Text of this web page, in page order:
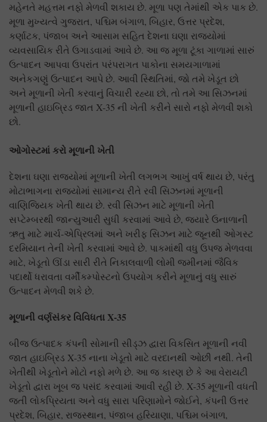
મહેનતે મહત્તમ નફો મેળવી શકાય છે. મૂળા પણ તેમાંથી એક પાક છે.
મૂળા મુખ્યત્વે ગુજરાત, પશ્ચિમ બંગાળ, બિહાર, ઉત્તર પ્રદેશ,
કર્ણાટક, પંજાબ અને આસામ સહિત દેશના ઘણા રાજ્યોમાં
વ્યવસાયિક રીતે ઉગાડવામાં આવે છે. આ જ મૂળા ટૂંકા ગાળામાં સારું
ઉત્પાદન આપવા ઉપરાંત પરંપરાગત પાકોના સમયગાળામાં
અનેકગણું ઉત્પાદન આપે છે. આવી સ્થિતિમાં, જો તમે ખેડૂત છો
અને મૂળાની ખેતી કરવાનું વિચારી રહ્યા છો, તો તમે આ સિઝનમાં
મૂળાની હાઇબ્રિડ જાત X-35 ની ખેતી કરીને સારો નફો મેળવી શકો
છો.
ઓગોસ્ટમાં કરો મૂળાની ખેતી
દેશના ઘણા રાજ્યોમાં મૂળાની ખેતી લગભગ આખું વર્ષ થાય છે, પરંતુ
મોટાભાગના રાજ્યોમાં સામાન્ય રીતે રવી સિઝનમાં મૂળાની
વાણિજ્યિક ખેતી થાય છે. રવી સિઝન માટે મૂળાની ખેતી
સપ્ટેમ્બરથી જાન્યુઆરી સુધી કરવામાં આવે છે, જ્યારે ઉનાળાની
ઋતુ માટે માર્ચ-એપ્રિલમાં અને ખરીફ સિઝન માટે જૂનથી ઓગસ્ટ
દરમિયાન તેની ખેતી કરવામાં આવે છે. પાકમાંથી વધુ ઉપજ મેળવવા
માટે, ખેડૂતો ઊંડા સારી રીતે નિકાલવાળી લોમી જમીનમાં જૈવિક
પદાર્થો ધરાવતા વર્મીકમ્પોસ્ટનો ઉપયોગ કરીને મૂળાનું વધુ સારું
ઉત્પાદન મેળવી શકે છે.
મૂળાની વર્ણસંકર વિવિધતા X-35
બીજ ઉત્પાદક કંપની સોમાની સીડ્ઝ દ્વારા વિકસિત મૂળાની નવી
જાત હાઇબ્રિડ X-35 નાના ખેડૂતો માટે વરદાનથી ઓછી નથી. તેની
ખેતીથી ખેડૂતોને મોટો નફો મળે છે. આ જ કારણ છે કે આ વેરાયટી
ખેડૂતો દ્વારા ખૂબ જ પસંદ કરવામાં આવી રહી છે. X-35 મૂળાની વધતી
જતી લોકપ્રિયતા અને વધુ સારા પરિણામોને જોઈને, કંપની ઉત્તર
પ્રદેશ, બિહાર, રાજસ્થાન, પંજાબ હરિયાણા, પશ્ચિમ બંગાળ,